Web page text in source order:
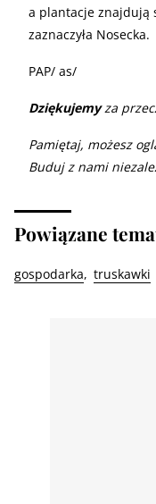
a plantacje znajdują
zaznaczyła Nosecka.
PAP/ as/
Dziękujemyza
Pamiętaj, możesz
Buduj z nami
Powiązane
gospodarka truskawki